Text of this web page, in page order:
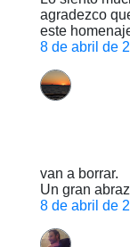
agradezco
este
8 de abril de
van a borrar.
Un gran
8 de abril de